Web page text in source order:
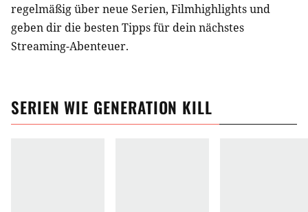
regelmäßig über neue Serien, Filmhighlights und
geben dir die besten Tipps für dein nächstes
Streaming-Abenteuer.
SERIEN WIE GENERATION KILL